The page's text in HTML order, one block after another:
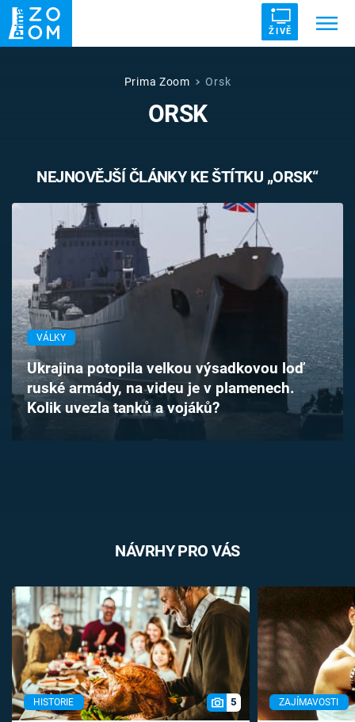
ŽIVĚ
UFO DRUHÁ SVĚTOVÁ VÁLKA
VETŘELCI DÁVNOVĚKU
Témata
Témata
Pořady
TV Program
Časopis
Sledujte prima+
Prima Zoom Orsk
ORSK
NEJNOVĚJŠÍ ČLÁNKY KE ŠTÍTKU „ORSK“
VÁLKY
Ukrajina potopila velkou výsadkovou loď
ruské armády, na videu je v plamenech.
Kolik uvezla tanků a vojáků?
NÁVRHY PRO VÁS
HISTORIE 5 ZAJÍMAVOSTI